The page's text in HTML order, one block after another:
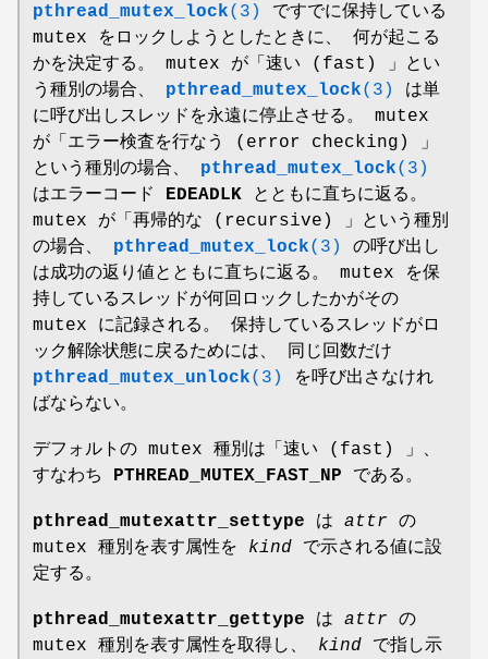
pthread_mutex_lock(3)
ですでに保持している
mutex をロックしようとしたときに、 何が起こる
かを決定する。 mutex が「速い (fast) 」とい
う種別の場合、 pthread_mutex_lock(3)
は単
に呼び出しスレッドを永遠に停止させる。 mutex
が「エラー検査を行なう (error checking) 」
という種別の場合、 pthread_mutex_lock(3)
はエラーコード
EDEADLK とともに直ちに返る。
mutex が「再帰的な (recursive) 」という種別
の場合、 pthread_mutex_lock(3)
の呼び出し
は成功の返り値とともに直ちに返る。 mutex を保
持しているスレッドが何回ロックしたかがその
mutex に記録される。 保持しているスレッドがロ
ック解除状態に戻るためには、 同じ回数だけ
pthread_mutex_unlock(3)
を呼び出さなけれ
ばならない。
デフォルトの mutex 種別は「速い (fast) 」、
すなわち
PTHREAD_MUTEX_FAST_NP である。
pthread_mutexattr_settype は attr の
mutex 種別を表す属性を kind で示される値に設
定する。
pthread_mutexattr_gettype は attr の
mutex 種別を表す属性を取得し、 kind で指し示